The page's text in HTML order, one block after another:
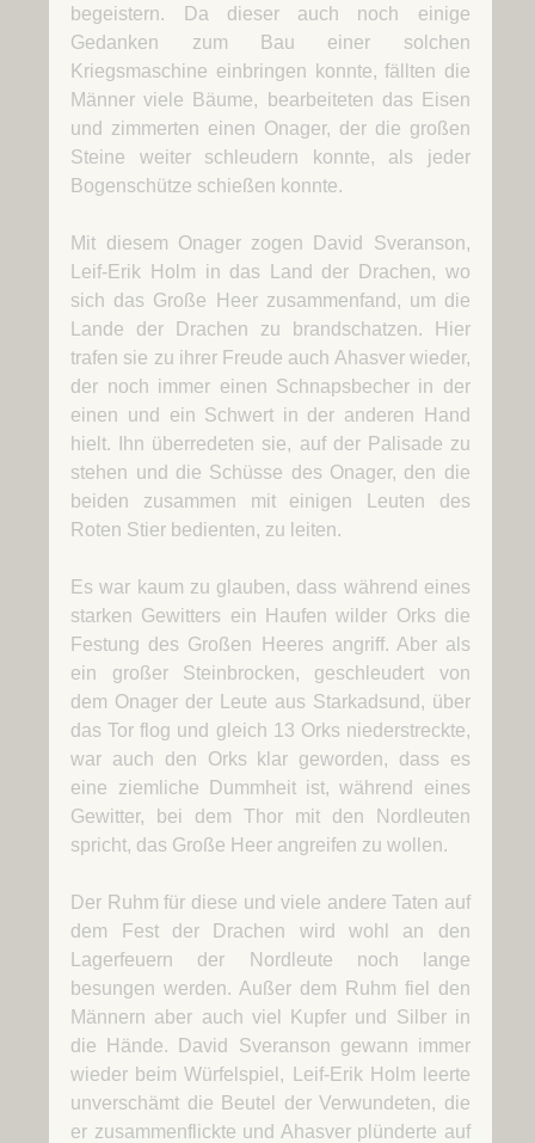
begeistern. Da dieser auch noch einige
Gedanken zum Bau einer solchen
Kriegsmaschine einbringen konnte, fällten die
Männer viele Bäume, bearbeiteten das Eisen
und zimmerten einen Onager, der die großen
Steine weiter schleudern konnte, als jeder
Bogenschütze schießen konnte.
Mit diesem Onager zogen David Sveranson,
Leif-Erik Holm in das Land der Drachen, wo
sich das Große Heer zusammenfand, um die
Lande der Drachen zu brandschatzen. Hier
trafen sie zu ihrer Freude auch Ahasver wieder,
der noch immer einen Schnapsbecher in der
einen und ein Schwert in der anderen Hand
hielt. Ihn überredeten sie, auf der Palisade zu
stehen und die Schüsse des Onager, den die
beiden zusammen mit einigen Leuten des
Roten Stier bedienten, zu leiten.
Es war kaum zu glauben, dass während eines
starken Gewitters ein Haufen wilder Orks die
Festung des Großen Heeres angriff. Aber als
ein großer Steinbrocken, geschleudert von
dem Onager der Leute aus Starkadsund, über
das Tor flog und gleich 13 Orks niederstreckte,
war auch den Orks klar geworden, dass es
eine ziemliche Dummheit ist, während eines
Gewitter, bei dem Thor mit den Nordleuten
spricht, das Große Heer angreifen zu wollen.
Der Ruhm für diese und viele andere Taten auf
dem Fest der Drachen wird wohl an den
Lagerfeuern der Nordleute noch lange
besungen werden. Außer dem Ruhm fiel den
Männern aber auch viel Kupfer und Silber in
die Hände. David Sveranson gewann immer
wieder beim Würfelspiel, Leif-Erik Holm leerte
unverschämt die Beutel der Verwundeten, die
er zusammenflickte und Ahasver plünderte auf